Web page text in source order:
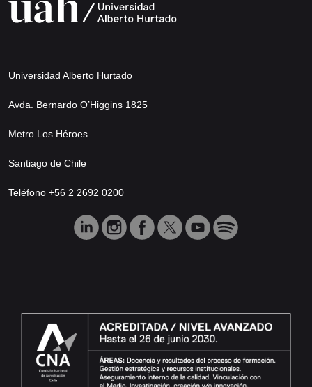
Universidad Alberto Hurtado
Avda. Bernardo O’Higgins 1825
Metro Los Héroes
Santiago de Chile
Teléfono +56 2 2692 0200